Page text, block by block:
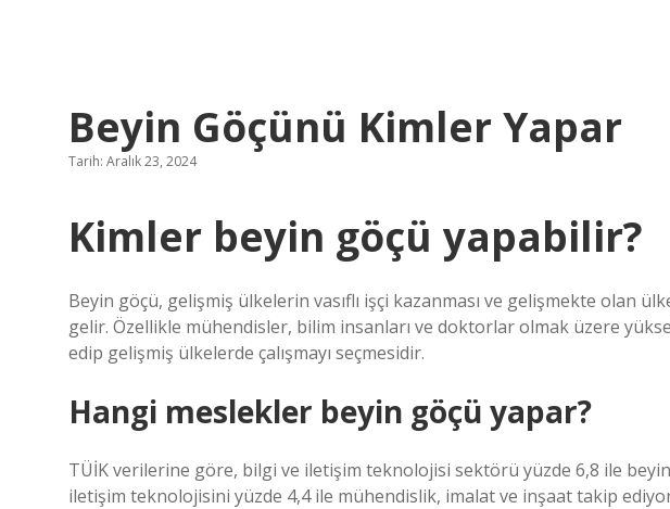
Beyin Göçünü Kimler Yapar
Tarih: Aralık 23, 2024
Kimler beyin göçü yapabilir?
Beyin göçü, gelişmiş ülkelerin vasıflı işçi kazanması ve gelişmekte olan
gelir. Özellikle mühendisler, bilim insanları ve doktorlar olmak üzere
edip gelişmiş ülkelerde çalışmayı seçmesidir.
Hangi meslekler beyin göçü yapar?
TÜİK verilerine göre, bilgi ve iletişim teknolojisi sektörü yüzde 6,8 ile
iletişim teknolojisini yüzde 4,4 ile mühendislik, imalat ve inşaat takip